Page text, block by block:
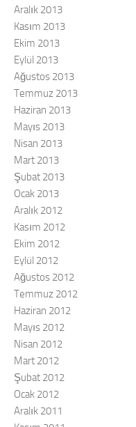
Aralık 2013
Kasım 2013
Ekim 2013
Eylül 2013
Ağustos 2013
Temmuz 2013
Haziran 2013
Mayıs 2013
Nisan 2013
Mart 2013
Şubat 2013
Ocak 2013
Aralık 2012
Kasım 2012
Ekim 2012
Eylül 2012
Ağustos 2012
Temmuz 2012
Haziran 2012
Mayıs 2012
Nisan 2012
Mart 2012
Şubat 2012
Ocak 2012
Aralık 2011